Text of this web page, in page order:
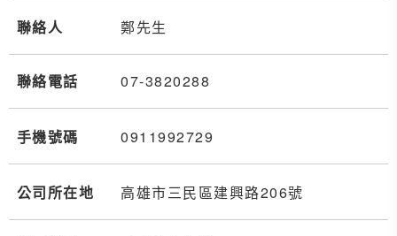
聯絡人 鄭先生
聯絡電話 07-3820288
手機號碼 0911992729
公司所在地 高雄市三民區建興路206號